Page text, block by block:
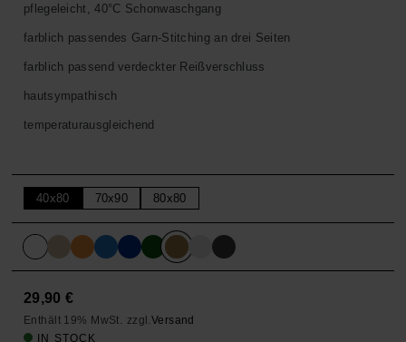
pflegeleicht, 40°C Schonwaschgang
farblich passendes Garn-Stitching an drei Seiten
farblich passend verdeckter Reißverschluss
hautsympathisch
temperaturausgleichend
40x80 70x90 80x80
29,90 €
Enthält 19% MwSt. zzgl. Versand
IN STOCK